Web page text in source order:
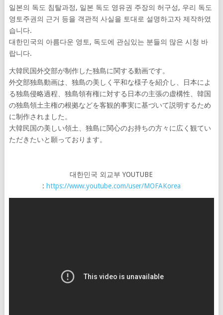
일본의 독도 침탈과정, 일본 독도 영유권 주장의 허구성, 우리 독도
영토주권의 근거 등을 객관적 사실을 토대로 설명하고자 제작하였
습니다.
대한민국의 아름다운 영토, 독도에 관심있는 분들의 많은 시청 바
랍니다.
大韓民国外交部が制作した独島に関する動画です。
外交部独島動画は、独島の美しく平和な様子を紹介し、日本によ
る独島侵略過程、独島領­有権に対する日本の主張の虚構性、韓国
の独島領土主権の根拠などを客観的事実に基づい­て説明するため
に制作されました。
大韓民国の美しい領土、独島に関心のお持ちの方々に広く観てい
ただきたいと願っており ­ます。
대한민국 외교부 YOUTUBE
: https://www.youtube.com/user/MOFAKorea